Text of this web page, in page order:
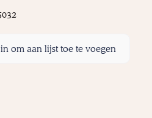
om aan lijst toe te voegen